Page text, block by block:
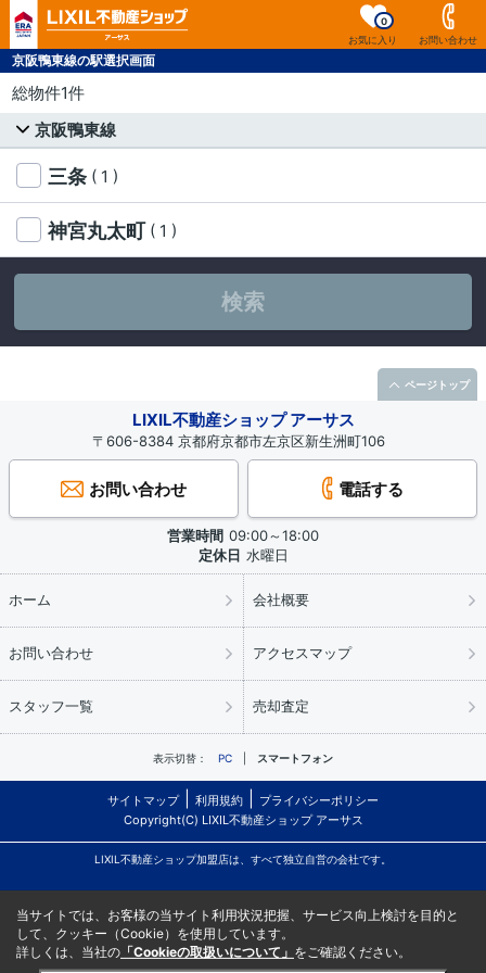
お気に入り
0
お問い合わせ
京阪鴨東線の駅選択画面
総物件1件
京阪鴨東線
三条 ( 1 )
神宮丸太町 ( 1 )
検索
LIXIL不動産ショップ アーサス
〒606-8384 京都府京都市左京区新生洲町106
お問い合わせ 電話する
営業時間 09:00～18:00
定休日 水曜日
ホーム 会社概要
お問い合わせ アクセスマップ
スタッフ一覧 売却査定
表示切替： PC スマートフォン
サイトマップ 利用規約
プライバシーポリシー
Copyright(C) LIXIL不動産ショップ アーサス
LIXIL不動産ショップ加盟店は、すべて独立自営の会社です。
ページトップ
当サイトでは、お客様の当サイト利用状況把握、サービス向上検討を目的と
して、クッキー（Cookie）を使用しています。
詳しくは、当社の 「Cookieの取扱いについて」 をご確認ください。